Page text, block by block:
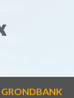
GRONDBANK